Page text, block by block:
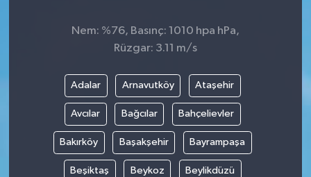
Nem: %76, Basınç: 1010 hpa hPa,
Rüzgar: 3.11 m/s
Adalar Arnavutköy Ataşehir
Avcılar Bağcılar Bahçelievler
Bakırköy Başakşehir Bayrampaşa
Beşiktaş Beykoz Beylikdüzü